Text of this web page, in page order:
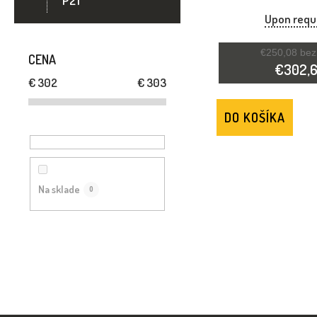
CENA
€302 €303
Na sklade 0
O
D
U
K
Upon
€250,08
DO KOŠÍKA